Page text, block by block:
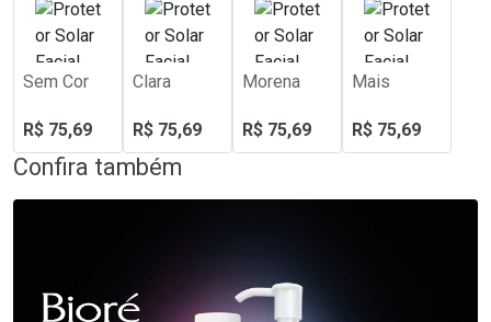
Sem Cor
R$ 75,69
Clara
R$ 75,69
Morena
R$ 75,69
Mais
R$ 75,69
Confira também